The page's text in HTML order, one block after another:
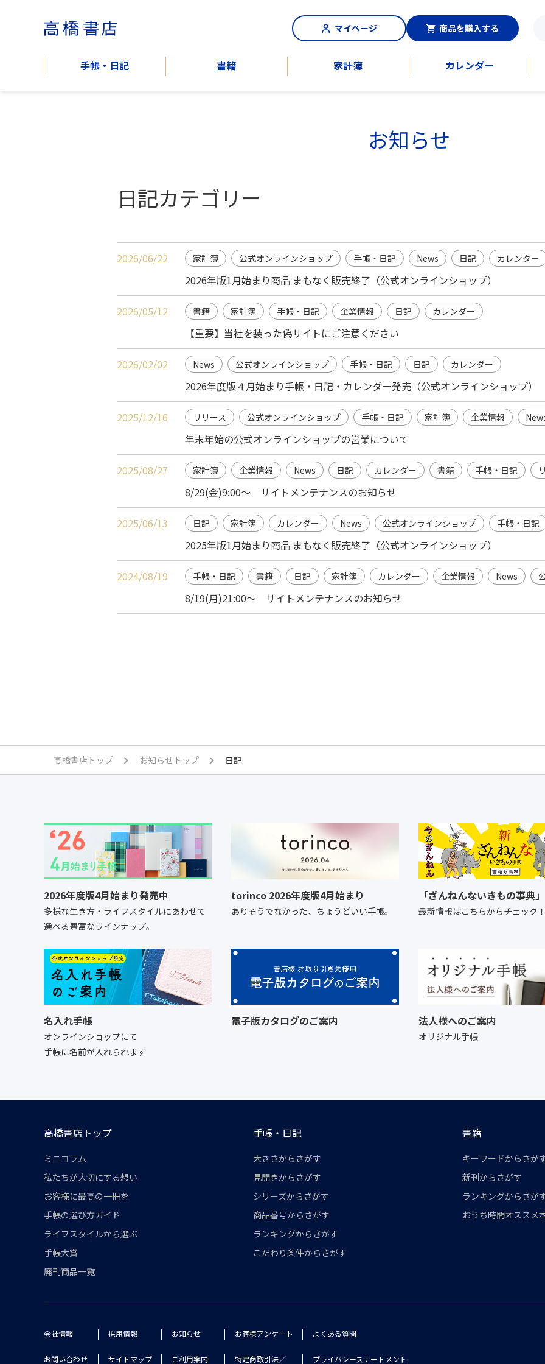
マイページ 商品を購入する
手帳・日記 書籍 家計簿 カレンダー
お知らせ
日記カテゴリー
2026/06/22 家計簿 公式オンラインショップ 手帳・日記 News 日記 カレンダー
2026年版1月始まり商品 まもなく販売終了（公式オンラインショップ）
2026/05/12 書籍 家計簿 手帳・日記 企業情報 日記 カレンダー
【重要】当社を装った偽サイトにご注意ください
2026/02/02 News 公式オンラインショップ 手帳・日記 日記 カレンダー
2026年度版４月始まり手帳・日記・カレンダー発売（公式オンラインショップ）
2025/12/16 リリース 公式オンラインショップ 手帳・日記 家計簿 企業情報
年末年始の公式オンラインショップの営業について
2025/08/27 家計簿 企業情報 News 日記 カレンダー 書籍 手帳・日記
8/29(金)9:00～ サイトメンテナンスのお知らせ
2025/06/13 日記 家計簿 カレンダー News 公式オンラインショップ 手帳・日記
2025年版1月始まり商品 まもなく販売終了（公式オンラインショップ）
2024/08/19 手帳・日記 書籍 日記 家計簿 カレンダー 企業情報 News
8/19(月)21:00～ サイトメンテナンスのお知らせ
高橋書店トップ お知らせトップ 日記
2026年度版4月始まり発売中
多様な生き方・ライフスタイルにあわせて
選べる豊富なラインナップ。
torinco 2026年度版4月始まり
ありそうでなかった、ちょうどいい手帳。
「ざんねんないきもの事典
最新情報はこちらからチェック！
名入れ手帳
オンラインショップにて
手帳に名前が入れられます
電子版カタログのご案内 法人様へのご案内
オリジナル手帳
高橋書店トップ
ミニコラム
私たちが大切にする想い
お客様に最高の一冊を
手帳の選び方ガイド
ライフスタイルから選ぶ
手帳大賞
廃刊商品一覧
手帳・日記
大きさからさがす
見開きからさがす
シリーズからさがす
商品番号からさがす
ランキングからさがす
こだわり条件からさがす
書籍
キーワードからさが
新刊からさがす
ランキングからさが
おうち時間オススメ
会社情報 採用情報 お知らせ お客様アンケート よくある質問
お問い合わせ サイトマップ ご利用案内 特定商取引法／ プライバシーステートメント